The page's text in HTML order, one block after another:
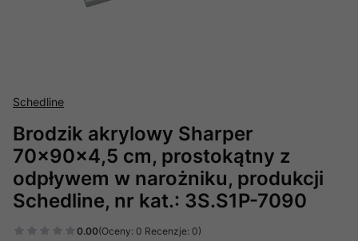
Schedline
Brodzik akrylowy Sharper
70x90x4,5 cm, prostokątny z
odpływem w narożniku, produkcji
Schedline, nr kat.: 3S.S1P-7090
0.00(Oceny: 0 Recenzje: 0)